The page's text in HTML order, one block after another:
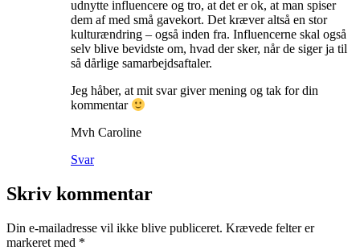
udnytte influencere og tro, at det er ok, at man spiser
dem af med små gavekort. Det kræver altså en stor
kulturændring – også inden fra. Influencerne skal også
selv blive bevidste om, hvad der sker, når de siger ja til
så dårlige samarbejdsaftaler.
Jeg håber, at mit svar giver mening og tak for din
kommentar
Mvh Caroline
Svar
Skriv kommentar
Din e-mailadresse vil ikke blive publiceret. Krævede felter er
markeret med *